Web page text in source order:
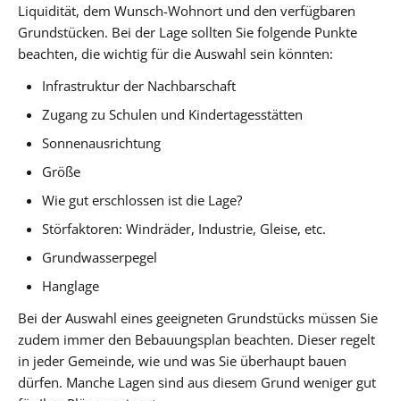
Liquidität, dem Wunsch-Wohnort und den verfügbaren
Grundstücken. Bei der Lage sollten Sie folgende Punkte
beachten, die wichtig für die Auswahl sein könnten:
Infrastruktur der Nachbarschaft
Zugang zu Schulen und Kindertagesstätten
Sonnenausrichtung
Größe
Wie gut erschlossen ist die Lage?
Störfaktoren: Windräder, Industrie, Gleise, etc.
Grundwasserpegel
Hanglage
Bei der Auswahl eines geeigneten Grundstücks müssen Sie
zudem immer den Bebauungsplan beachten. Dieser regelt
in jeder Gemeinde, wie und was Sie überhaupt bauen
dürfen. Manche Lagen sind aus diesem Grund weniger gut